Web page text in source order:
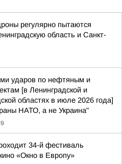
регулярно пытаются
область и Санкт-
ударов по нефтяным и
[в Ленинградской и
областях в июле 2026 года]
НАТО, а не Украина"
34-й фестиваль
«Окно в Европу»